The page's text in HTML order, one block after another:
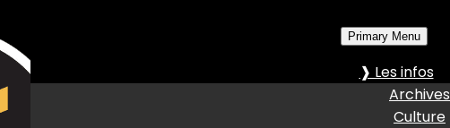
Primary Menu
❱ Les infos
Archives
Culture